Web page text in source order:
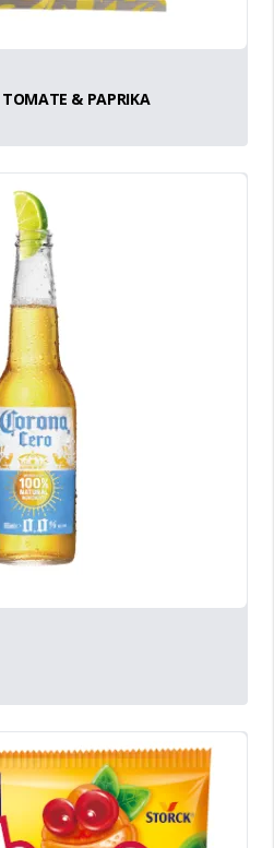
TOMATE & PAPRIKA